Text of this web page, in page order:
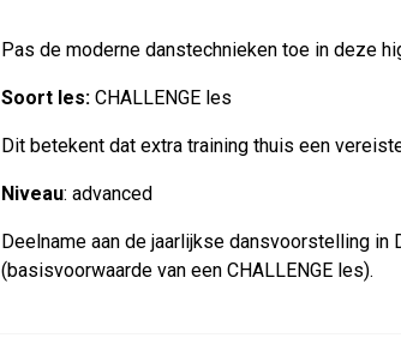
Pas de moderne danstechnieken toe in deze
Soort les: CHALLENGE les
Dit betekent dat extra training thuis een
Niveau: advanced
Deelname aan de jaarlijkse dansvoorstelling
(basisvoorwaarde van een CHALLENGE les).